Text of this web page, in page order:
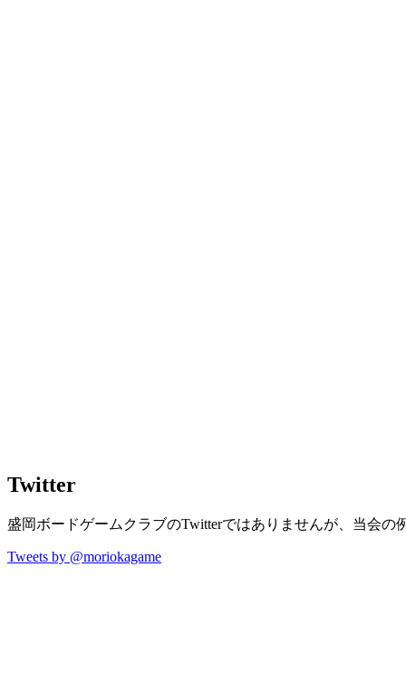
Twitter
盛岡ボードゲームクラブのTwitterではありませんが、当会の
Tweets by @moriokagame